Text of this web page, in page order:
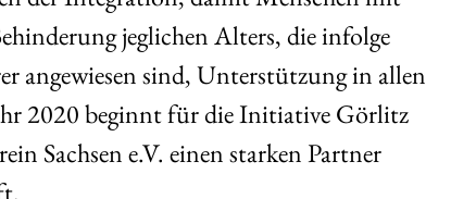
jeglichen Alters, die infolge
angewiesen sind, Unterstützung in allen
2020 beginnt für die Initiative Görlitz
Sachsen e.V. einen starken Partner